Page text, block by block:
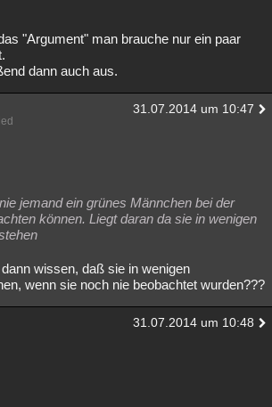
"Argument" man brauche nur ein paar
dann auch aus.
31.07.2014 um 10:47
jemand ein grünes Männchen bei der
können. Liegt daran da sie in wenigen
wissen, daß sie in wenigen
wenn sie noch nie beobachtet wurden???
31.07.2014 um 10:48